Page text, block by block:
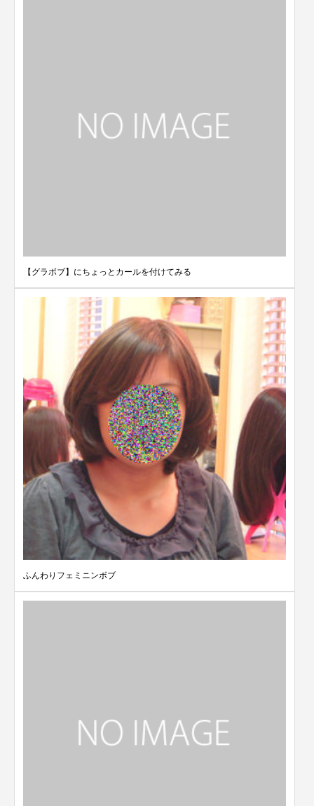
【グラボブ】にちょっとカールを付けてみる
ふんわりフェミニンボブ